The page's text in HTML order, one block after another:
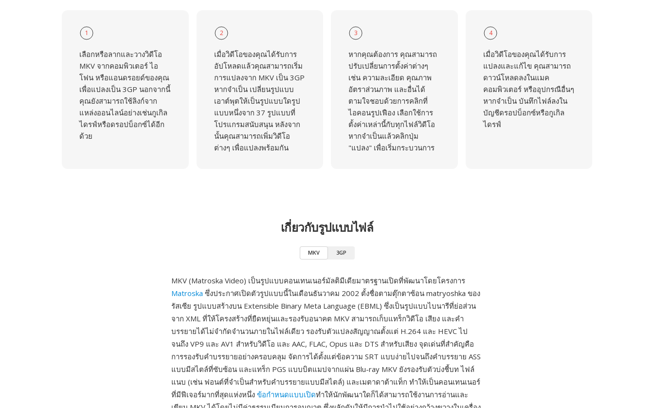
1
เลือกหรือลากและวางวิดีโอ
MKV จากคอมพิวเตอร์ ไอ
โฟน หรือแอนดรอยด์ของคุณ
เพื่อแปลงเป็น 3GP นอกจากนี้
คุณยังสามารถใช้ลิงก์จาก
แหล่งออนไลน์อย่างเช่นกูเกิล
ไดรฟ์หรือดรอปบ็อกซ์ได้อีก
ด้วย
2
เมื่อวิดีโอของคุณได้รับการ
อัปโหลดแล้วคุณสามารถเริ่ม
การแปลงจาก MKV เป็น 3GP
หากจำเป็น เปลี่ยนรูปแบบ
เอาต์พุตให้เป็นรูปแบบใดรูป
แบบหนึ่งจาก 37 รูปแบบที่
โปรแกรมสนับสนุน หลังจาก
นั้นคุณสามารถเพิ่มวิดีโอ
ต่างๆ เพื่อแปลงพร้อมกัน
3
หากคุณต้องการ คุณสามารถ
ปรับเปลี่ยนการตั้งค่าต่างๆ
เช่น ความละเอียด คุณภาพ
อัตราส่วนภาพ และอื่นได้
ตามใจชอบด้วยการคลิกที่
ไอคอนรูปเฟือง เลือกใช้การ
ตั้งค่าเหล่านี้กับทุกไฟล์วิดีโอ
หากจำเป็นแล้วคลิกปุ่ม
"แปลง" เพื่อเริ่มกระบวนการ
4
เมื่อวิดีโอของคุณได้รับการ
แปลงและแก้ไข คุณสามารถ
ดาวน์โหลดลงในแมค
คอมพิวเตอร์ หรืออุปกรณือื่นๆ
หากจำเป็น บันทึกไฟล์ลงใน
บัญชีดรอปบ็อกซ์หรือกูเกิล
ไดรฟ์
เกี่ยวกับรูปแบบไฟล์
MKV 3GP
MKV (Matroska Video) เป็นรูปแบบคอนเทนเนอร์มัลติมีเดียมาตรฐานเปิดที่พัฒนาโดยโครงการ
Matroska ซึ่งประกาศเปิดตัวรูปแบบนี้ในเดือนธันวาคม 2002 ตั้งชื่อตามตุ๊กตาซ้อน matryoshka ของ
รัสเซีย รูปแบบสร้างบน Extensible Binary Meta Language (EBML) ซึ่งเป็นรูปแบบไบนารีที่ย่อส่วน
จาก XML ที่ให้โครงสร้างที่ยืดหยุ่นและรองรับอนาคต MKV สามารถเก็บแทร็กวิดีโอ เสียง และคำ
บรรยายได้ไม่จำกัดจำนวนภายในไฟล์เดียว รองรับตัวแปลงสัญญาณตั้งแต่ H.264 และ HEVC ไป
จนถึง VP9 และ AV1 สำหรับวิดีโอ และ AAC, FLAC, Opus และ DTS สำหรับเสียง จุดเด่นที่สำคัญคือ
การรองรับคำบรรยายอย่างครอบคลุม จัดการได้ตั้งแต่ข้อความ SRT แบบง่ายไปจนถึงคำบรรยาย ASS
แบบมีสไตล์ที่ซับซ้อน และแทร็ก PGS แบบบิตแมปจากแผ่น Blu-ray MKV ยังรองรับตัวบ่งชี้บท ไฟล์
แนบ (เช่น ฟอนต์ที่จำเป็นสำหรับคำบรรยายแบบมีสไตล์) และเมตาดาต้าแท็ก ทำให้เป็นคอนเทนเนอร์
ที่มีฟีเจอร์มากที่สุดแห่งหนึ่ง ข้อกำหนดแบบเปิดทำให้นักพัฒนาใดก็ได้สามารถใช้งานการอ่านและ